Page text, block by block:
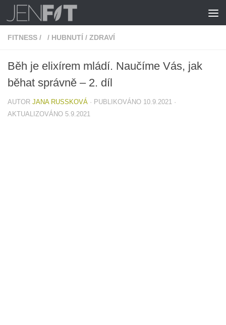
Skip to content
FITNESS / / HUBNUTÍ / ZDRAVÍ
Běh je elixírem mládí. Naučíme Vás, jak
běhat správně – 2. díl
AUTOR JANA RUSSKOVÁ · PUBLIKOVÁNO 10.9.2021 ·
AKTUALIZOVÁNO 5.9.2021